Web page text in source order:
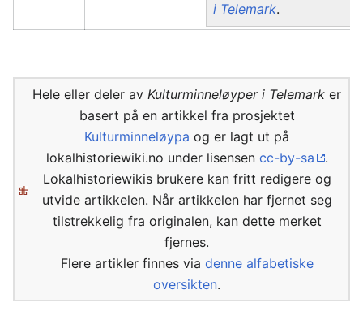
i Telemark.
Hele eller deler av Kulturminneløyper i Telemark er
basert på en artikkel fra prosjektet
Kulturminneløypa og er lagt ut på
lokalhistoriewiki.no under lisensen cc-by-sa
.
Lokalhistoriewikis brukere kan fritt redigere og
utvide artikkelen. Når artikkelen har fjernet seg
tilstrekkelig fra originalen, kan dette merket
fjernes.
Flere artikler finnes via denne alfabetiske
oversikten.